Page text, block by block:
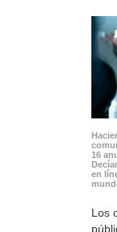
16
en
Los